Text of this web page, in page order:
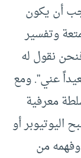
أن يكون
وتفسير
نقول له
عني”. ومع
معرفية
اليوتيوبر أو
من